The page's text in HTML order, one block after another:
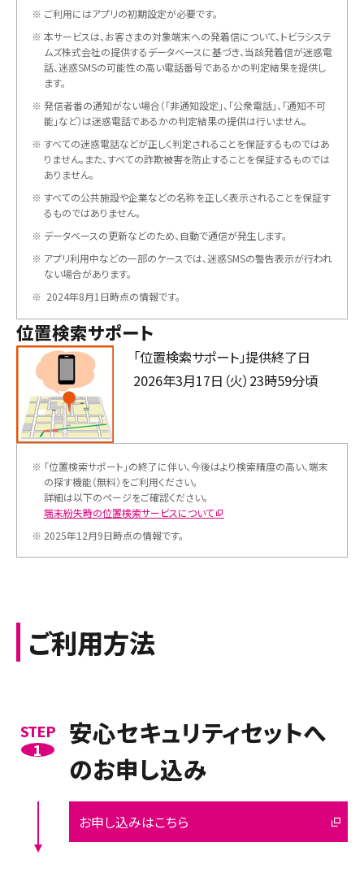
※ ご利用にはアプリの初期設定が必要です。
※ 本サービスは、お客さまの対象端末への発着信について、トビラシステ
ムズ株式会社の提供するデータベースに基づき、当該発着信が迷惑電
話、迷惑SMSの可能性の高い電話番号であるかの判定結果を提供し
ます。
※ 発信者番の通知がない場合（「非通知設定」、「公衆電話」、「通知不可
能」など）は迷惑電話であるかの判定結果の提供は行いません。
※ すべての迷惑電話などが正しく判定されることを保証するものではあ
りません。また、すべての詐欺被害を防止することを保証するものでは
ありません。
※ すべての公共施設や企業などの名称を正しく表示されることを保証す
るものではありません。
※ データベースの更新などのため、自動で通信が発生します。
※ アプリ利用中などの一部のケースでは、迷惑SMSの警告表示が行われ
ない場合があります。
※ 2024年8月1日時点の情報です。
位置検索サポート
「位置検索サポート」提供終了日
2026年3月17日（火）23時59分頃
※ 「位置検索サポート」の終了に伴い、今後はより検索精度の高い、端末
の探す機能（無料）をご利用ください。
詳細は以下のページをご確認ください。
端末紛失時の位置検索サービスについて
※ 2025年12月9日時点の情報です。
ご利用方法
STEP
1
安心セキュリティセットへ
のお申し込み
お申し込みはこちら